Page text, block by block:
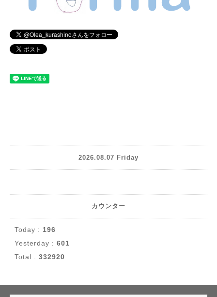
2026.08.07 Friday
カウンター
Today : 196
Yesterday : 601
Total : 332920